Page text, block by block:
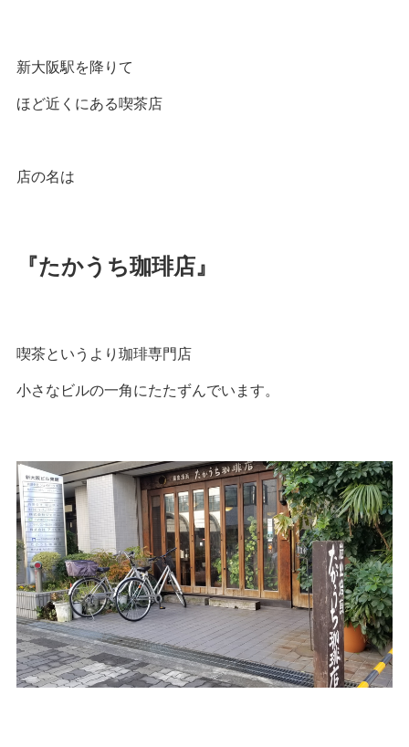
新大阪駅を降りて
ほど近くにある喫茶店
店の名は
『たかうち珈琲店』
喫茶というより珈琲専門店
小さなビルの一角にたたずんでいます。